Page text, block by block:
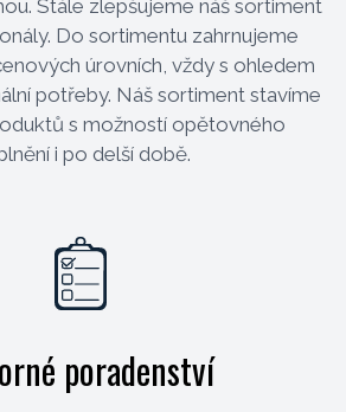
Stále zlepšujeme náš sortiment
Do sortimentu zahrnujeme
úrovních, vždy s ohledem
potřeby. Náš sortiment stavíme
s možností opětovného
i po delší době.
poradenství